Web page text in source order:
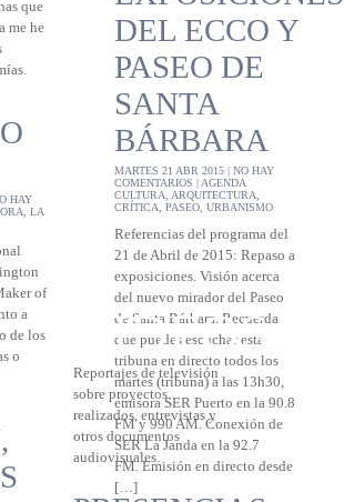
que
me he
HAY
LA
of
a
de los
o
DEL ECCO Y
PASEO DE
SANTA
BÁRBARA
MARTES 21 ABR 2015 | NO HAY
COMENTARIOS | AGENDA
CULTURA
ARQUITECTURA
CRÍTICA
PASEO URBANISMO
Referencias del programa del
21 de Abril de 2015: Repaso a
exposiciones. Visión acerca
del nuevo mirador del Paseo
de Santa Bárbara. Recuerda
que puedes escuchar esta
tribuna en directo todos los
martes (tribuna) a las 13h30,
emisora SER Puerto en la 90.8
FM y 990 AM. Conexión de
SER La Janda en la 92.7
FM. Emisión en directo desde
[…]
VIDEOS
Reportajes de televisión
sobre proyectos
realizados, entrevistas y
otros documentos
audiovisuales.